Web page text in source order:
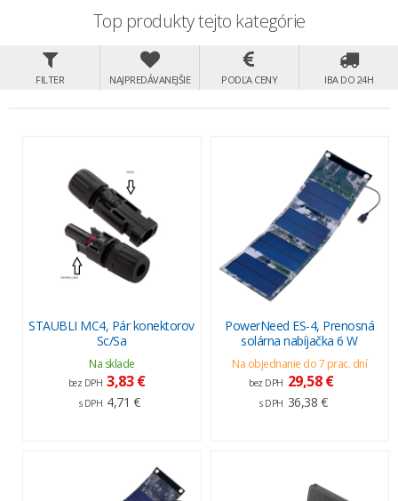
Top produkty tejto kategórie
FILTER NAJPREDÁVANEJŠIE PODĽA CENY IBA DO 24H
STAUBLI MC4, Pár konektorov
Sc/Sa
Na sklade
bez DPH 3,83 €
s DPH 4,71 €
PowerNeed ES-4, Prenosná
solárna nabíjačka 6 W
Na objednanie do 7 prac. dní
bez DPH 29,58 €
s DPH 36,38 €